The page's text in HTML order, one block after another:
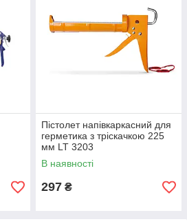
Пістолет напівкаркасний для
герметика з тріскачкою 225
мм LT 3203
В наявності
297 ₴